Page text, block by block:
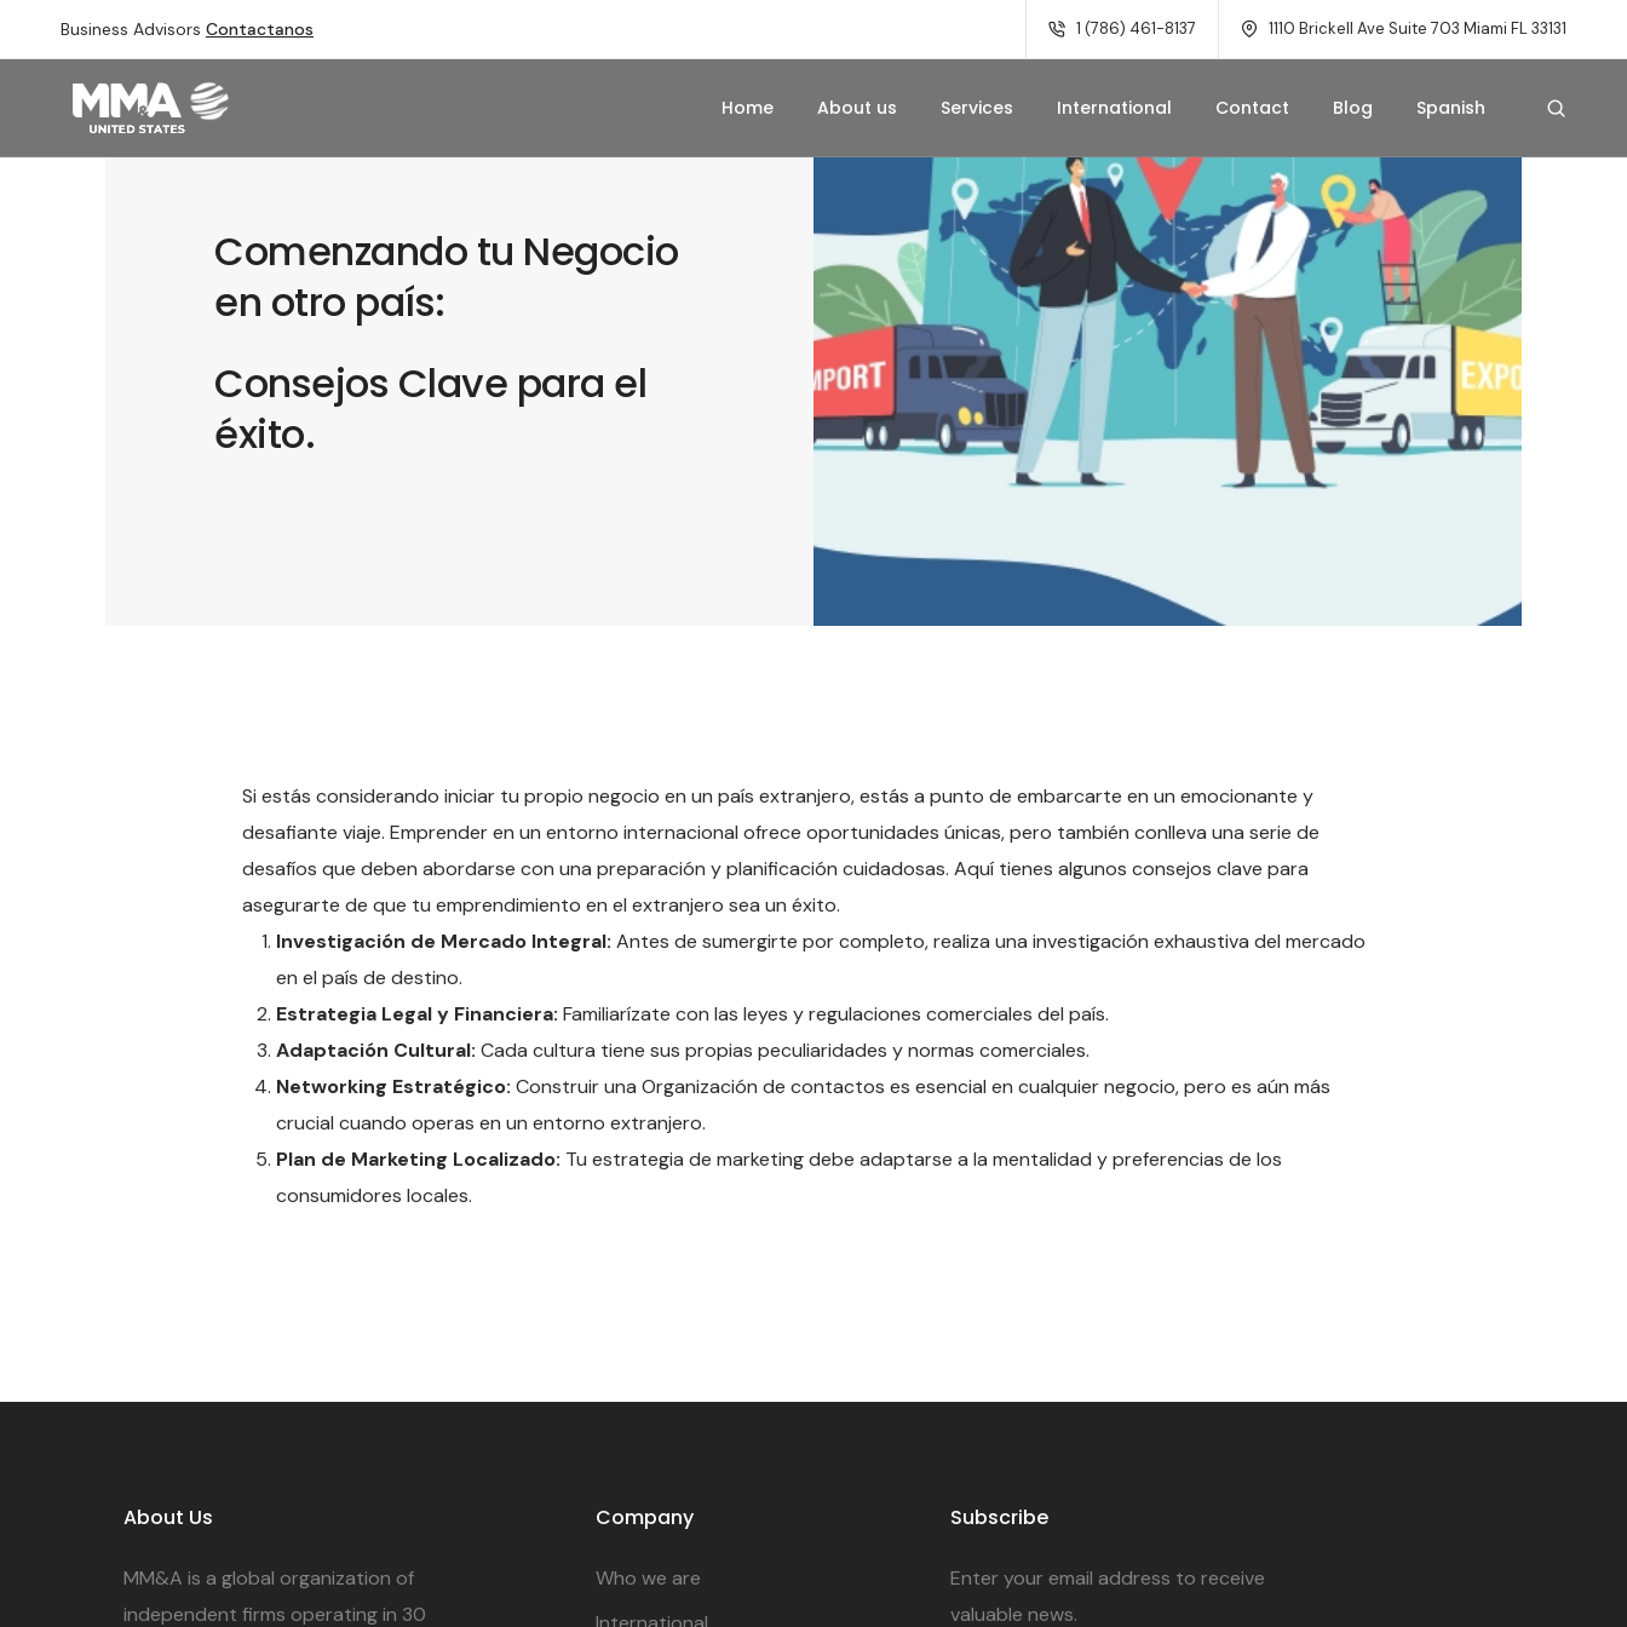
Business Advisors Contactanos 1 (786) 461-8137 1110 Brickell Ave Suite 703 Miami FL 33131
Home About us Services International Contact Blog Spanish
Comenzando tu Negocio
en otro país:
Consejos Clave para el
éxito.
Si estás considerando iniciar tu propio negocio en un país extranjero, estás a punto de embarcarte en un emocionante y
desafiante viaje. Emprender en un entorno internacional ofrece oportunidades únicas, pero también conlleva una serie de
desafíos que deben abordarse con una preparación y planificación cuidadosas. Aquí tienes algunos consejos clave para
asegurarte de que tu emprendimiento en el extranjero sea un éxito.
Investigación de Mercado Integral: Antes de sumergirte por completo, realiza una investigación exhaustiva del mercado
en el país de destino.
Estrategia Legal y Financiera: Familiarízate con las leyes y regulaciones comerciales del país.
Adaptación Cultural: Cada cultura tiene sus propias peculiaridades y normas comerciales.
Networking Estratégico: Construir una Organización de contactos es esencial en cualquier negocio, pero es aún más
crucial cuando operas en un entorno extranjero.
Plan de Marketing Localizado: Tu estrategia de marketing debe adaptarse a la mentalidad y preferencias de los
consumidores locales.
About Us
MM&A is a global organization of
independent firms operating in 30
Company
Who we are
Subscribe
Enter your email address to receive
valuable news.